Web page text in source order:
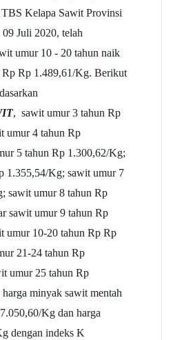
Kelapa Sawit Provinsi
Juli 2020, telah
umur 10 - 20 tahun naik
Rp 1.489,61/Kg. Berikut
, sawit umur 3 tahun Rp
umur 4 tahun Rp
5 tahun Rp 1.300,62/Kg;
1.355,54/Kg; sawit umur 7
sawit umur 8 tahun Rp
sawit umur 9 tahun Rp
umur 10-20 tahun Rp Rp
21-24 tahun Rp
umur 25 tahun Rp
minyak sawit mentah
Kg dan harga
dengan indeks K